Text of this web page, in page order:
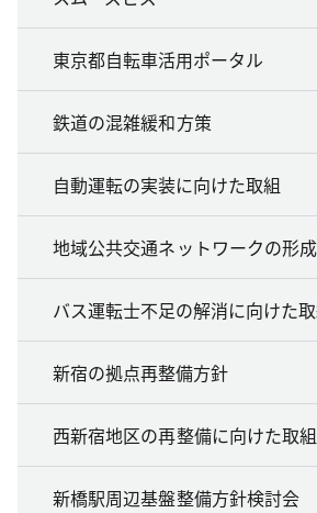
東京都自転車活用ポータル
鉄道の混雑緩和方策
自動運転の実装に向けた取組
地域公共交通ネットワークの形
バス運転士不足の解消に向けた
新宿の拠点再整備方針
西新宿地区の再整備に向けた取組
新橋駅周辺基盤整備方針検討会